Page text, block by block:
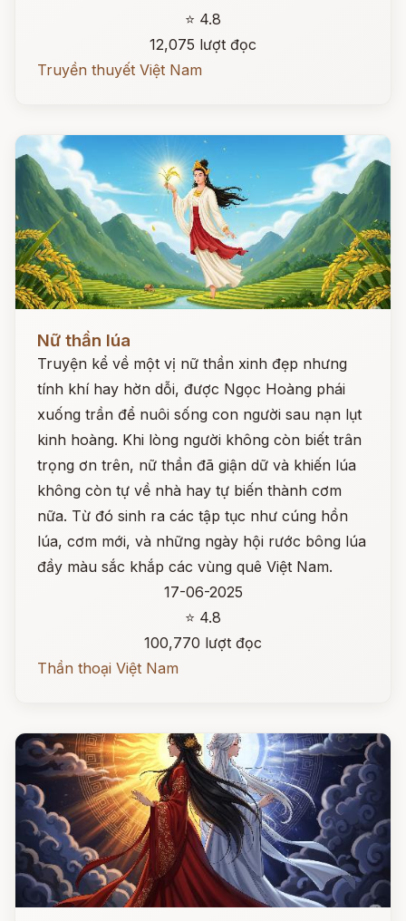
⭐ 4.8
12,075 lượt đọc
Truyền thuyết Việt Nam
Nữ thần lúa
Truyện kể về một vị nữ thần xinh đẹp nhưng
tính khí hay hờn dỗi, được Ngọc Hoàng phái
xuống trần để nuôi sống con người sau nạn lụt
kinh hoàng. Khi lòng người không còn biết trân
trọng ơn trên, nữ thần đã giận dữ và khiến lúa
không còn tự về nhà hay tự biến thành cơm
nữa. Từ đó sinh ra các tập tục như cúng hồn
lúa, cơm mới, và những ngày hội rước bông lúa
đầy màu sắc khắp các vùng quê Việt Nam.
17-06-2025
⭐ 4.8
100,770 lượt đọc
Thần thoại Việt Nam